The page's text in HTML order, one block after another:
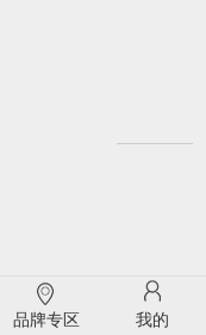
品牌专区 我的